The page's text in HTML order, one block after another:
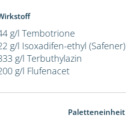
g/l Tembotrione
g/l Isoxadifen-ethyl (Safener)
g/l Terbuthylazin
g/l Flufenacet
Paletteneinheit